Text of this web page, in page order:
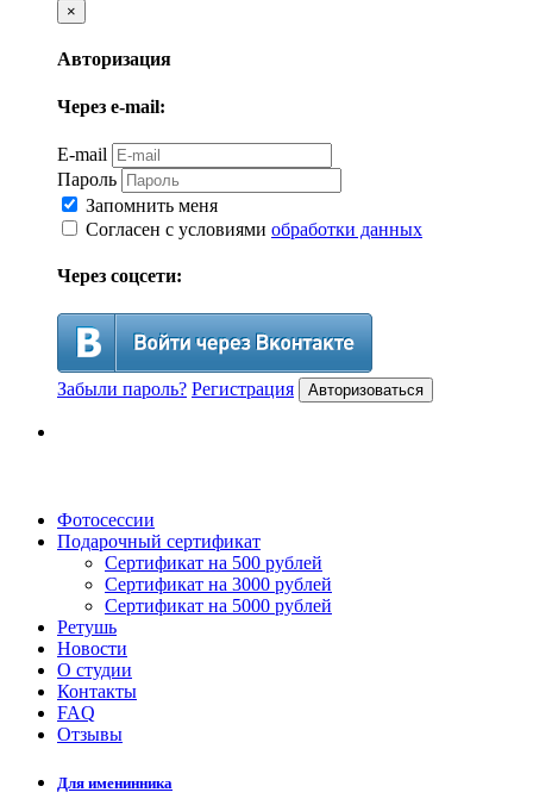
×
Авторизация
Через e-mail:
E-mail
Пароль
Запомнить меня
Согласен с условиями обработки данных
Через соцсети:
Забыли пароль? Регистрация Авторизоваться
Фотосессии
Подарочный сертификат
Сертификат на 500 рублей
Сертификат на 3000 рублей
Сертификат на 5000 рублей
Ретушь
Новости
О студии
Контакты
FAQ
Отзывы
Для именинника